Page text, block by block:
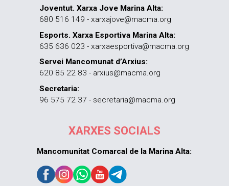
Joventut. Xarxa Jove Marina Alta:
680 516 149 - xarxajove@macma.org
Esports. Xarxa Esportiva Marina Alta:
635 636 023 - xarxaesportiva@macma.org
Servei Mancomunat d’Arxius:
620 85 22 83 - arxius@macma.org
Secretaria:
96 575 72 37 - secretaria@macma.org
XARXES SOCIALS
Mancomunitat Comarcal de la Marina Alta: